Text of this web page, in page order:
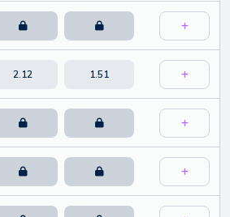
2.12 1.51